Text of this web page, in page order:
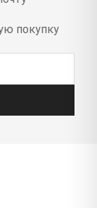
покупку